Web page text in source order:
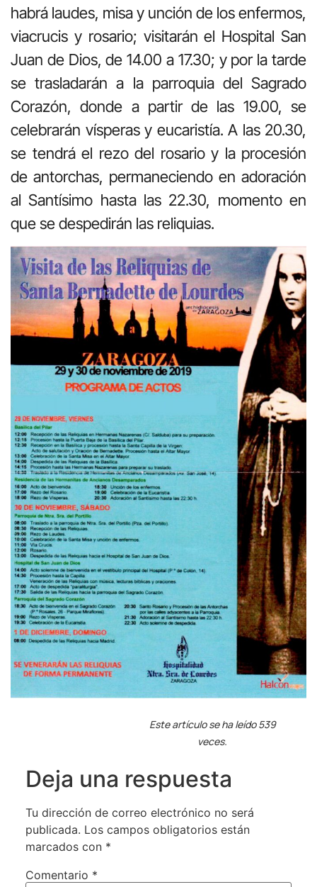
habrá laudes, misa y unción de los enfermos,
viacrucis y rosario; visitarán el Hospital San
Juan de Dios, de 14.00 a 17.30; y por la tarde
se trasladarán a la parroquia del Sagrado
Corazón, donde a partir de las 19.00, se
celebrarán vísperas y eucaristía. A las 20.30,
se tendrá el rezo del rosario y la procesión
de antorchas, permaneciendo en adoración
al Santísimo hasta las 22.30, momento en
que se despedirán las reliquias.
Este artículo se ha leído 539
veces.
Deja una respuesta
Tu dirección de correo electrónico no será
publicada. Los campos obligatorios están
marcados con *
Comentario *